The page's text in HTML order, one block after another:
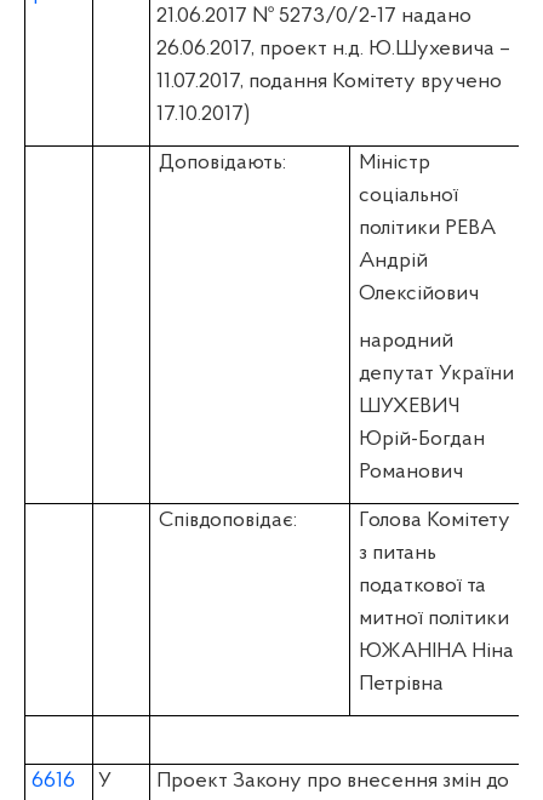
21.06.2017 № 5273/0/2-17 надано
26.06.2017, проект н.д. Ю.Шухевича –
11.07.2017, подання Комітету вручено
17.10.2017)
Доповідають:
Міністр
соціальної
політики РЕВА
Андрій
Олексійович
народний
депутат України
ШУХЕВИЧ
Юрій-Богдан
Романович
Співдоповідає:
Голова Комітету
з питань
податкової та
митної політики
ЮЖАНІНА Ніна
Петрівна
6616 У
Проект Закону про внесення змін до